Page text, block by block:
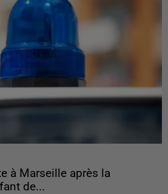
à Marseille après la
de...